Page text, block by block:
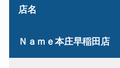
店名
Ｎａｍｅ本庄早稲田店